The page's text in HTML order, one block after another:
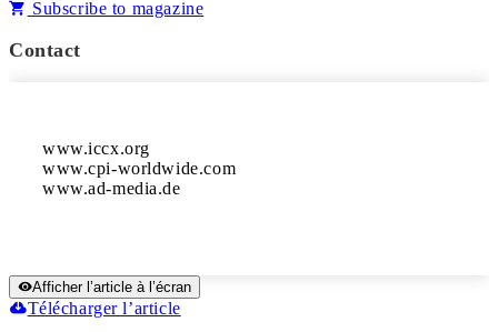
Subscribe to magazine
Contact
www.iccx.org
www.cpi-worldwide.com
www.ad-media.de
Afficher l’article à l’écran
Télécharger l’article